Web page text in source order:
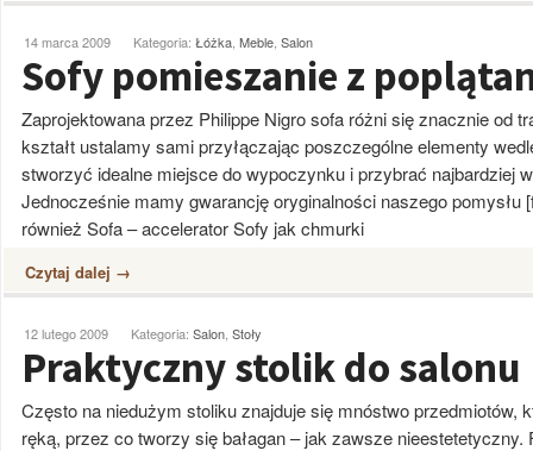
14 marca 2009 Kategoria: Łóżka Meble Salon
Sofy pomieszanie z
Zaprojektowana przez Philippe Nigro sofa różni się znacznie od
kształt ustalamy sami przyłączając poszczególne elementy
stworzyć idealne miejsce do wypoczynku i przybrać najbardziej
Jednocześnie mamy gwarancję oryginalności naszego pomysłu
również Sofa – accelerator Sofy jak chmurki
Czytaj dalej →
12 lutego 2009 Kategoria: Salon Stoły
Praktyczny stolik do salonu
Często na niedużym stoliku znajduje się mnóstwo przedmiotów,
ręką, przez co tworzy się bałagan – jak zawsze